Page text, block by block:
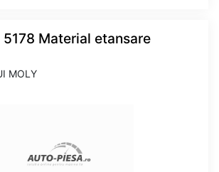
5178 Material etansare
MOLY